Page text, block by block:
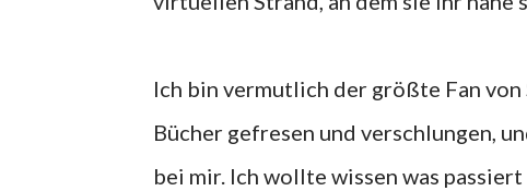
Ich bin vermutlich der größte Fan
Bücher gefresen und verschlungen,
bei mir. Ich wollte wissen was